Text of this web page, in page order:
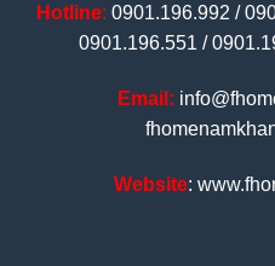
Hotline: 0901.196.992 /
0901.196.551 /
Email:
Website: